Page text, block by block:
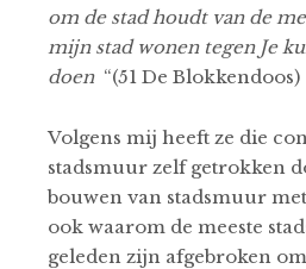
om de stad houdt van de
mijn stad wonen tegen Je
doen“(51 De Blokkendoos)
Volgens mij heeft ze die
stadsmuur zelf getrokken
bouwen van stadsmuur
ook waarom de meeste
geleden zijn afgebroken